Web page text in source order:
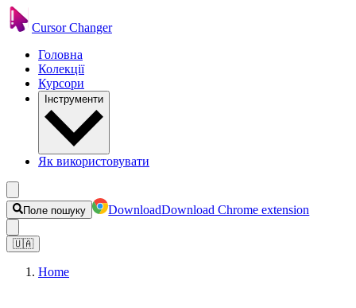
Cursor Changer
Головна
Колекції
Курсори
Інструменти
Як використовувати
Поле пошуку DownloadDownload Chrome extension
🇺🇦
Home